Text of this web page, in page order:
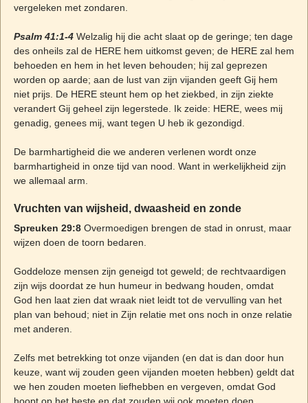
vergeleken met zondaren.
Psalm 41:1-4Welzalig hij die acht slaat op de geringe; ten dage
des onheils zal de HERE hem uitkomst geven; de HERE zal hem
behoeden en hem in het leven behouden; hij zal geprezen
worden op aarde; aan de lust van zijn vijanden geeft Gij hem
niet prijs. De HERE steunt hem op het ziekbed, in zijn ziekte
verandert Gij geheel zijn legerstede. Ik zeide: HERE, wees mij
genadig, genees mij, want tegen U heb ik gezondigd.
De barmhartigheid die we anderen verlenen wordt onze
barmhartigheid in onze tijd van nood. Want in werkelijkheid zijn
we allemaal arm.
Vruchten van wijsheid, dwaasheid en zonde
Spreuken 29:8Overmoedigen brengen de stad in onrust, maar
wijzen doen de toorn bedaren.
Goddeloze mensen zijn geneigd tot geweld; de rechtvaardigen
zijn wijs doordat ze hun humeur in bedwang houden, omdat
God hen laat zien dat wraak niet leidt tot de vervulling van het
plan van behoud; niet in Zijn relatie met ons noch in onze relatie
met anderen.
Zelfs met betrekking tot onze vijanden (en dat is dan door hun
keuze, want wij zouden geen vijanden moeten hebben) geldt dat
we hen zouden moeten liefhebben en vergeven, omdat God
hoopt op het beste en dat zouden wij ook moeten doen.